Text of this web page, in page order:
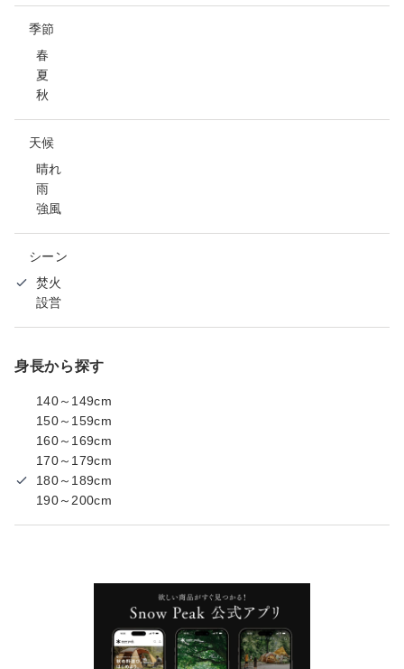
季節
春
夏
秋
天候
晴れ
雨
強風
シーン
焚火
設営
身長から探す
140～149cm
150～159cm
160～169cm
170～179cm
180～189cm
190～200cm